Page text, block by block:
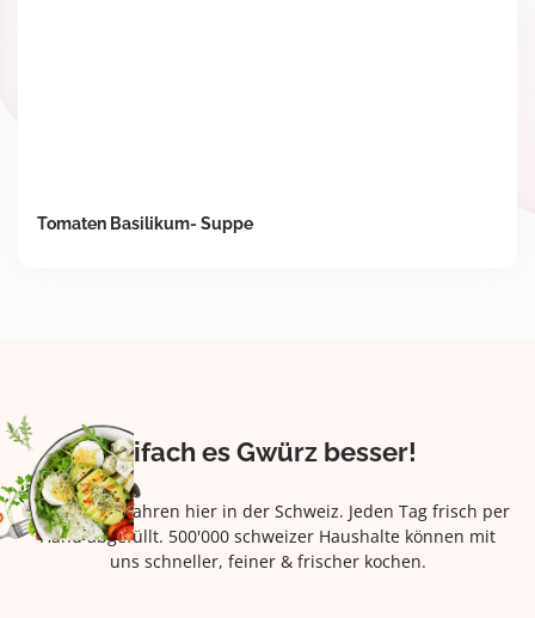
Tomaten Basilikum- Suppe
Eifach es Gwürz besser!
Seit über 42 Jahren hier in der Schweiz. Jeden Tag frisch per
Hand abgefüllt. 500'000 schweizer Haushalte können mit
uns schneller, feiner & frischer kochen.